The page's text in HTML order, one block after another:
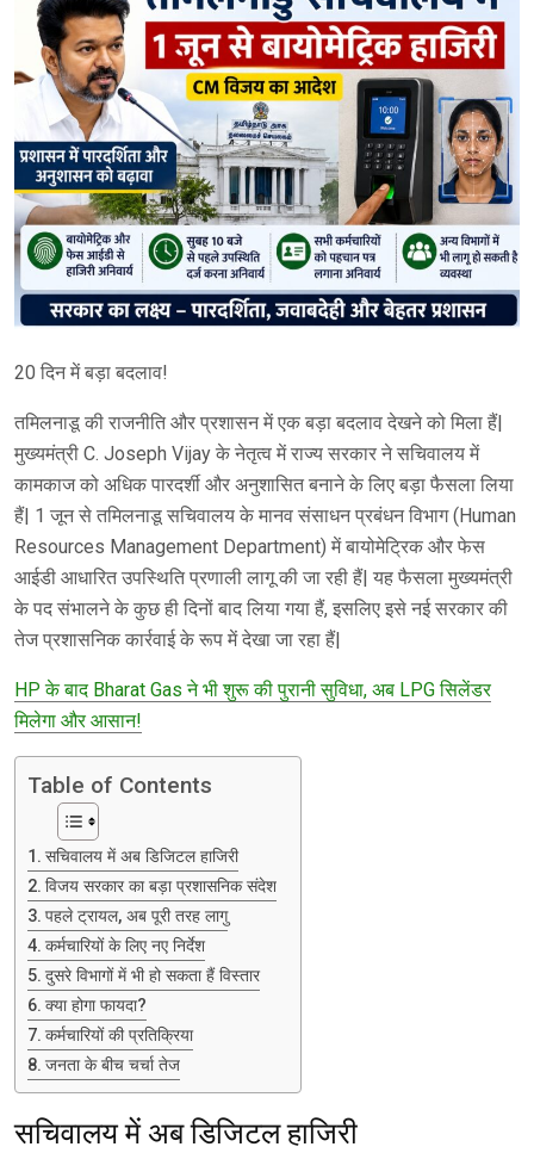
20 दिन में बड़ा बदलाव!
तमिलनाडू की राजनीति और प्रशासन में एक बड़ा बदलाव देखने को मिला हैं|
मुख्यमंत्री C. Joseph Vijay के नेतृत्व में राज्य सरकार ने सचिवालय में
कामकाज को अधिक पारदर्शी और अनुशासित बनाने के लिए बड़ा फैसला लिया
हैं| 1 जून से तमिलनाडू सचिवालय के मानव संसाधन प्रबंधन विभाग (Human
Resources Management Department) में बायोमेट्रिक और फेस
आईडी आधारित उपस्थिति प्रणाली लागू की जा रही हैं| यह फैसला मुख्यमंत्री
के पद संभालने के कुछ ही दिनों बाद लिया गया हैं, इसलिए इसे नई सरकार की
तेज प्रशासनिक कार्रवाई के रूप में देखा जा रहा हैं|
HP के बाद Bharat Gas ने भी शुरू की पुरानी सुविधा, अब LPG सिलेंडर
मिलेगा और आसान!
Table of Contents
सचिवालय में अब डिजिटल हाजिरी
विजय सरकार का बड़ा प्रशासनिक संदेश
पहले ट्रायल, अब पूरी तरह लागु
कर्मचारियों के लिए नए निर्देश
दुसरे विभागों में भी हो सकता हैं विस्तार
क्या होगा फायदा?
कर्मचारियों की प्रतिक्रिया
जनता के बीच चर्चा तेज
सचिवालय में अब डिजिटल हाजिरी